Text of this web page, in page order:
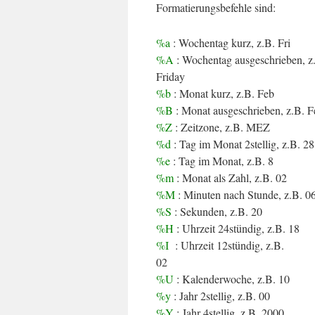
Formatierungsbefehle sind:
%a : Wochentag kurz, z.B. Fri
%A : Wochentag ausgeschrieben,
Friday
%b : Monat kurz, z.B. Feb
%B : Monat ausgeschrieben, z.B.
%Z : Zeitzone, z.B. MEZ
%d : Tag im Monat 2stellig, z.B. 28
%e : Tag im Monat, z.B. 8
%m : Monat als Zahl, z.B. 02
%M : Minuten nach Stunde, z.B.
%S : Sekunden, z.B. 20
%H : Uhrzeit 24stündig, z.B. 18
%I : Uhrzeit 12stündig, z.B.
02
%U : Kalenderwoche, z.B. 10
%y : Jahr 2stellig, z.B. 00